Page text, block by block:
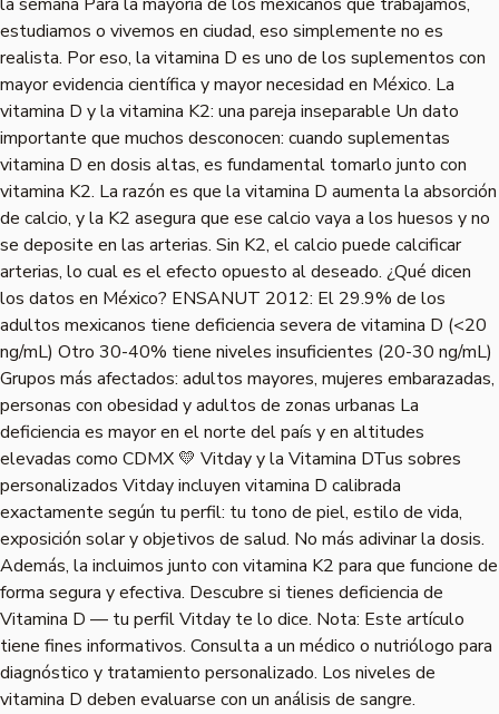
la semana Para la mayoría de los mexicanos que trabajamos,
estudiamos o vivemos en ciudad, eso simplemente no es
realista. Por eso, la vitamina D es uno de los suplementos con
mayor evidencia científica y mayor necesidad en México. La
vitamina D y la vitamina K2: una pareja inseparable Un dato
importante que muchos desconocen: cuando suplementas
vitamina D en dosis altas, es fundamental tomarlo junto con
vitamina K2. La razón es que la vitamina D aumenta la absorción
de calcio, y la K2 asegura que ese calcio vaya a los huesos y no
se deposite en las arterias. Sin K2, el calcio puede calcificar
arterias, lo cual es el efecto opuesto al deseado. ¿Qué dicen
los datos en México? ENSANUT 2012: El 29.9% de los
adultos mexicanos tiene deficiencia severa de vitamina D (<20
ng/mL) Otro 30-40% tiene niveles insuficientes (20-30 ng/mL)
Grupos más afectados: adultos mayores, mujeres embarazadas,
personas con obesidad y adultos de zonas urbanas La
deficiencia es mayor en el norte del país y en altitudes
elevadas como CDMX 💛 Vitday y la Vitamina DTus sobres
personalizados Vitday incluyen vitamina D calibrada
exactamente según tu perfil: tu tono de piel, estilo de vida,
exposición solar y objetivos de salud. No más adivinar la dosis.
Además, la incluimos junto con vitamina K2 para que funcione de
forma segura y efectiva. Descubre si tienes deficiencia de
Vitamina D — tu perfil Vitday te lo dice. Nota: Este artículo
tiene fines informativos. Consulta a un médico o nutriólogo para
diagnóstico y tratamiento personalizado. Los niveles de
vitamina D deben evaluarse con un análisis de sangre.